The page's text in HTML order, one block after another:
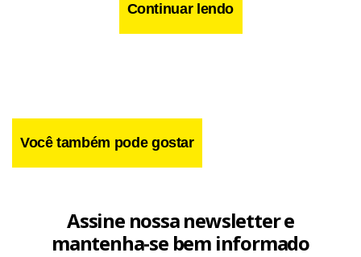
Continuar lendo
Você também pode gostar
Assine nossa newsletter e
mantenha-se bem informado